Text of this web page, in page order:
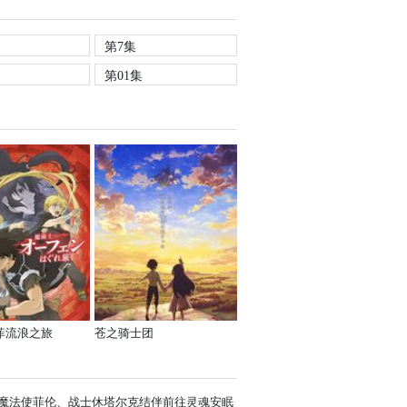
第7集
第01集
流浪之旅 苍之骑士团
法使菲伦、战士休塔尔克结伴前往灵魂安眠